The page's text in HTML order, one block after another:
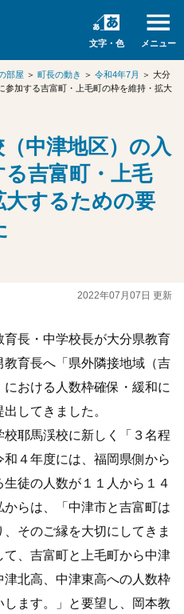
文字・色 メニュー
部屋 ＞ 町長の動き ＞ 令和4年7月 ＞ 大分
参加する吉富町・上毛町の枠を維持・拡大
中津地区）の入
吉富町・上毛
大するための要
2022年07月07日 更新
育長・中学校長が大分県教育
育長へ「県外隣接地域（吉
おける人数枠確保・緩和に
してきました。
耶馬渓校に新しく「３名程
４年度には、福岡県側から
徒の人数が１１人から１４
らは、「中津市と吉富町は
そのご縁を大切にしてきま
、吉富町と上毛町から中津
北高、中津東高への人数枠
ます。」と要望し、岡本教